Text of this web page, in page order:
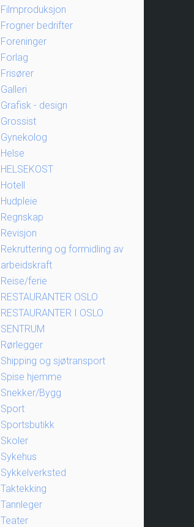
Filmproduksjon
Frogner bedrifter
Foreninger
Forlag
Frisører
Galleri
Grafisk - design
Grossist
Gynekolog
Helse
HELSEKOST
Hotell
Hudpleie
Regnskap
Revisjon
Rekruttering og formidling av
arbeidskraft
Reise/ferie
RESTAURANTER OSLO
RESTAURANTER I OSLO
SENTRUM
Rørlegger
Shipping og sjøtransport
Spise hjemme
Snekker/Bygg
Sport
Sportsbutikk
Skoler
Sykehus
Sykkelverksted
Taktekking
Tannleger
Teater